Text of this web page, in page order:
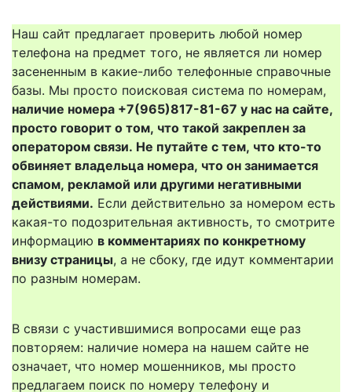
Наш сайт предлагает проверить любой номер
телефона на предмет того, не является ли номер
засененным в какие-либо телефонные справочные
базы. Мы просто поисковая система по номерам,
наличие номера +7(965)817-81-67 у нас на сайте,
просто говорит о том, что такой закреплен за
оператором связи. Не путайте с тем, что кто-то
обвиняет владельца номера, что он занимается
спамом, рекламой или другими негативными
действиями. Если действительно за номером есть
какая-то подозрительная активность, то смотрите
информацию в комментариях по конкретному
внизу страницы, а не сбоку, где идут комментарии
по разным номерам.
В связи с участившимися вопросами еще раз
повторяем: наличие номера на нашем сайте не
означает, что номер мошенников, мы просто
предлагаем поиск по номеру телефону и